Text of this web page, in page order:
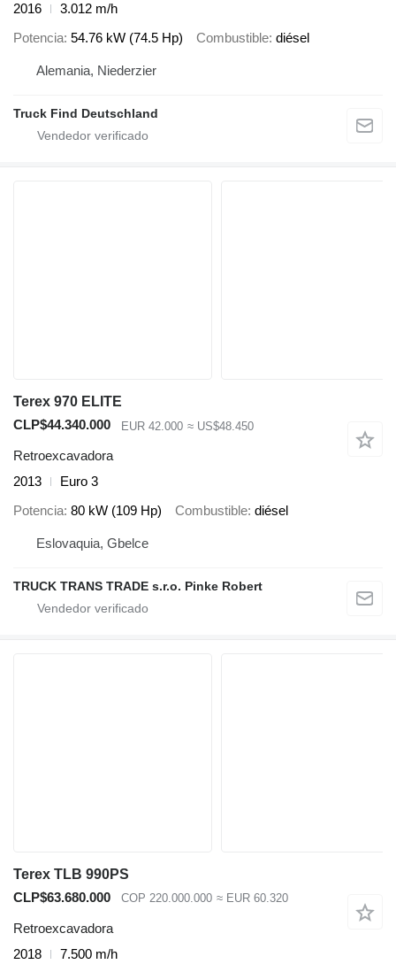
2016
3.012 m/h
Potencia 54.76 kW (74.5 Hp) Combustible diésel
Alemania, Niederzier
Truck Find Deutschland
Terex 970 ELITE
CLP$44.340.000
EUR 42.000 ≈ US$48.450
Retroexcavadora
2013
Euro 3
Potencia 80 kW (109 Hp) Combustible diésel
Eslovaquia, Gbelce
TRUCK TRANS TRADE s.r.o. Pinke Robert
Terex TLB 990PS
CLP$63.680.000
COP 220.000.000 ≈ EUR 60.320
Retroexcavadora
2018
7.500 m/h